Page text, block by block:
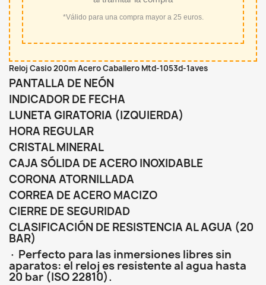
*Válido para una compra mayor a 25 euros.
Reloj Casio 200m Acero Caballero Mtd-1053d-1aves
PANTALLA DE NEÓN
INDICADOR DE FECHA
LUNETA GIRATORIA (IZQUIERDA)
HORA REGULAR
CRISTAL MINERAL
CAJA SÓLIDA DE ACERO INOXIDABLE
CORONA ATORNILLADA
CORREA DE ACERO MACIZO
CIERRE DE SEGURIDAD
CLASIFICACIÓN DE RESISTENCIA AL AGUA (20
BAR)
· Perfecto para las inmersiones libres sin
aparatos: el reloj es resistente al agua hasta
20 bar (ISO 22810).